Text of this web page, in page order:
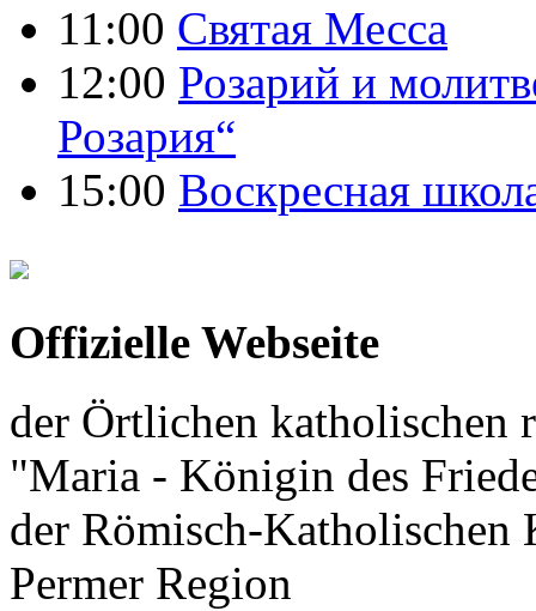
11:00 Святая Месса
12:00 Розарий и
Розария“
15:00 Воскресная
Offizielle Webseite
der Örtlichen katholischen
"Maria - Königin des
der Römisch-Katholischen
Permer Region